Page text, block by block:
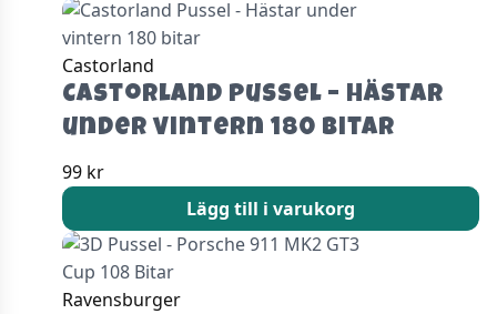
Castorland
Castorland Pussel – Hästar
under vintern 180 bitar
99 kr
Lägg till i varukorg
Ravensburger